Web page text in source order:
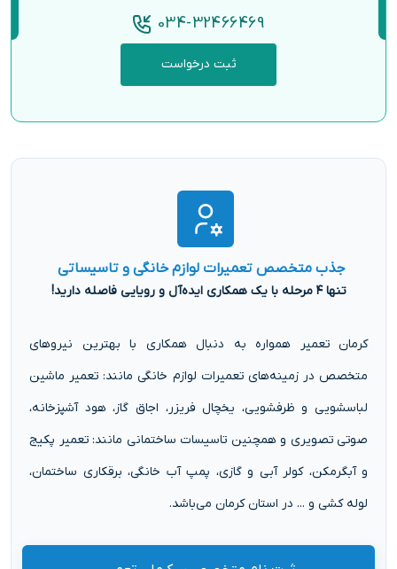
034-32466469
ثبت درخواست
جذب متخصص تعمیرات لوازم خانگی و تاسیساتی
تنها ۴ مرحله با یک همکاری ایده‌آل و رویایی فاصله دارید!
کرمان تعمیر همواره به دنبال همکاری با بهترین نیروهای
متخصص در زمینه‌های تعمیرات لوازم خانگی مانند: تعمیر ماشین
لباسشویی و ظرفشویی، یخچال فریزر، اجاق گاز، هود آشپزخانه،
صوتی تصویری و همچنین تاسیسات ساختمانی مانند: تعمیر پکیج
و آبگرمکن، کولر آبی و گازی، پمپ آب خانگی، برقکاری ساختمان،
لوله کشی و ... در استان کرمان می‌باشد.